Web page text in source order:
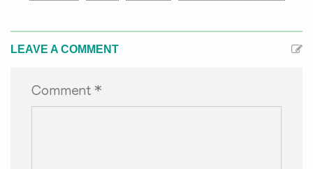
LEAVE A COMMENT
Comment *